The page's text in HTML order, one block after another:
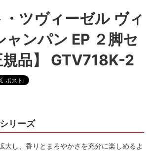
ツヴィーゼル ヴィ
ャンパン EP ２脚セ
規品】 GTV718K-2
リーズ
大し、香りとまろやかさを充分に楽しめるよ